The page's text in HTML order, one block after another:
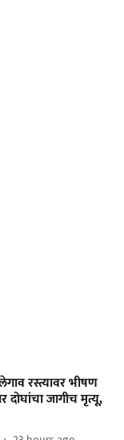
रस्त्यावर भीषण
दोघांचा जागीच मृत्यू,